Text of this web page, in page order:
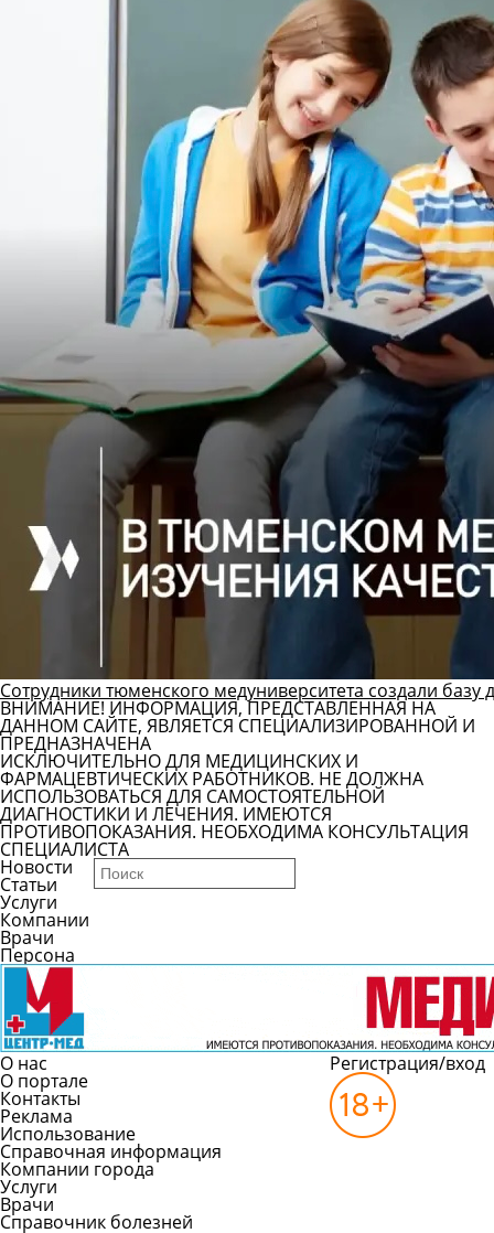
Сотрудники тюменского медуниверситета создали
ВНИМАНИЕ! ИНФОРМАЦИЯ, ПРЕДСТАВЛЕННАЯ НА
ДАННОМ САЙТЕ, ЯВЛЯЕТСЯ СПЕЦИАЛИЗИРОВАННОЙ И
ПРЕДНАЗНАЧЕНА
ИСКЛЮЧИТЕЛЬНО ДЛЯ МЕДИЦИНСКИХ И
ФАРМАЦЕВТИЧЕСКИХ РАБОТНИКОВ. НЕ ДОЛЖНА
ИСПОЛЬЗОВАТЬСЯ ДЛЯ САМОСТОЯТЕЛЬНОЙ
ДИАГНОСТИКИ И ЛЕЧЕНИЯ. ИМЕЮТСЯ
ПРОТИВОПОКАЗАНИЯ. НЕОБХОДИМА КОНСУЛЬТАЦИЯ
СПЕЦИАЛИСТА
Новости
Статьи
Услуги
Компании
Врачи
Персона
О нас
О портале
Контакты
Реклама
Использование
Справочная информация
Компании города
Услуги
Врачи
Справочник болезней
Регистрация/вход